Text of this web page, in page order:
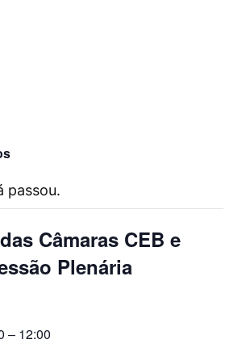
passou.
Câmaras CEB e
Plenária
– 12:00